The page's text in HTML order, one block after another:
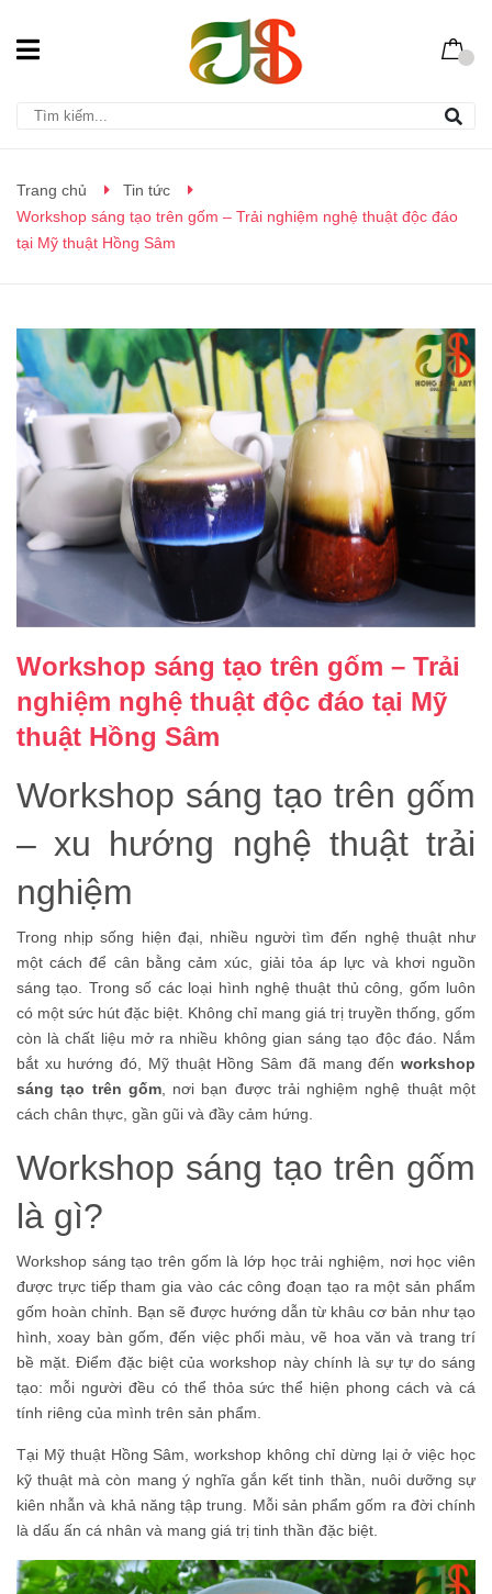
Trang chủ
Tin tức
Workshop sáng tạo trên gốm – Trải nghiệm nghệ thuật độc đáo
tại Mỹ thuật Hồng Sâm
Workshop sáng tạo trên gốm – Trải
nghiệm nghệ thuật độc đáo tại Mỹ
thuật Hồng Sâm
Workshop sáng tạo trên gốm
– xu hướng nghệ thuật trải
nghiệm
Trong nhịp sống hiện đại, nhiều người tìm đến nghệ thuật như
một cách để cân bằng cảm xúc, giải tỏa áp lực và khơi nguồn
sáng tạo. Trong số các loại hình nghệ thuật thủ công, gốm luôn
có một sức hút đặc biệt. Không chỉ mang giá trị truyền thống, gốm
còn là chất liệu mở ra nhiều không gian sáng tạo độc đáo. Nắm
bắt xu hướng đó, Mỹ thuật Hồng Sâm đã mang đến workshop
sáng tạo trên gốm, nơi bạn được trải nghiệm nghệ thuật một
cách chân thực, gần gũi và đầy cảm hứng.
Workshop sáng tạo trên gốm
là gì?
Workshop sáng tạo trên gốm là lớp học trải nghiệm, nơi học viên
được trực tiếp tham gia vào các công đoạn tạo ra một sản phẩm
gốm hoàn chỉnh. Bạn sẽ được hướng dẫn từ khâu cơ bản như tạo
hình, xoay bàn gốm, đến việc phối màu, vẽ hoa văn và trang trí
bề mặt. Điểm đặc biệt của workshop này chính là sự tự do sáng
tạo: mỗi người đều có thể thỏa sức thể hiện phong cách và cá
tính riêng của mình trên sản phẩm.
Tại Mỹ thuật Hồng Sâm, workshop không chỉ dừng lại ở việc học
kỹ thuật mà còn mang ý nghĩa gắn kết tinh thần, nuôi dưỡng sự
kiên nhẫn và khả năng tập trung. Mỗi sản phẩm gốm ra đời chính
là dấu ấn cá nhân và mang giá trị tinh thần đặc biệt.